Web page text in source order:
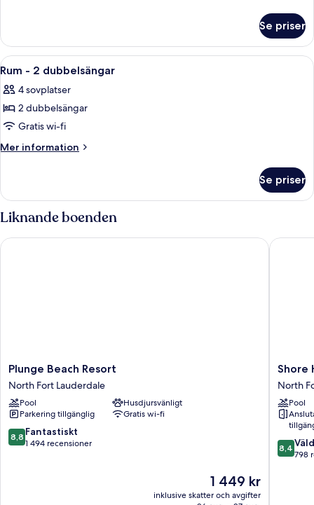
-
dubbelsängar
Se priser
Öppna
alla
foton
för
Rum
-
Ett hotellrum med två sängar, ett
4
Rum - 2 dubbelsängar
4 sovplatser
2 dubbelsängar
Gratis wi-fi
Mer information
Mer
-
2
dubbelsängar
Se priser
Liknande boenden
Plunge
Beach
Resort
North
Fort
Lauderdale
Plunge Beach Resort
North Fort Lauderdale
Pool
Husdjursvänligt
Parkering tillgänglig
Gratis wi-fi
8.8
av
8,8 Fantastiskt
1 494 recensioner
Priset
1 449 kr
inklusive skatter och avgifter
Plunge Beach Resort
Shore
Haven
Resort
Inn
North
Fort
Shore
North
Pool
8.4
av
8,4
798
Shore